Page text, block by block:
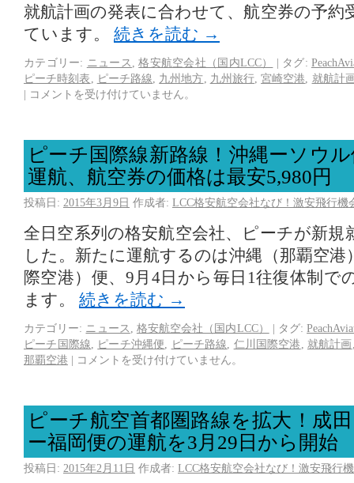
就航計画の発表に合わせて、航空券の予約
ています。 続きを読む →
カテゴリー: ニュース ,格安航空会社（国内LCC） | タグ:
ピーチ時刻表
ピーチ路線 九州地方 九州旅行 ,宮崎空港
就航計
| コメントを受け付けていません。
ピーチ国際線新路線！沖縄ーソウ
運航、航空券の価格は最安5,980円
投稿日: 2015年3月9日 作成者: LCC格安航空会社なび！激安飛行機
全日空系列の格安航空会社、ピーチが新規
した。新たに運航するのは沖縄（那覇空港
際空港）便、9月4日から毎日1往復体制で
ます。 続きを読む →
カテゴリー: ニュース 格安航空会社（国内LCC） | タグ:
ピーチ国際線
ピーチ沖縄便 ピーチ路線 仁川国際空港 就航計画
那覇空港 | コメントを受け付けていません。
ピーチ航空首都圏路線を拡大！成
ー福岡便の運航を3月29日から開始
投稿日: 2015年2月11日 作成者: LCC格安航空会社なび！激安飛行